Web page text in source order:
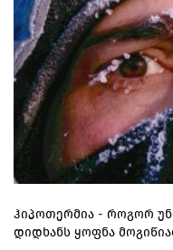
ჰიპოთერმია - როგორ
დიდხანს ყოფნა